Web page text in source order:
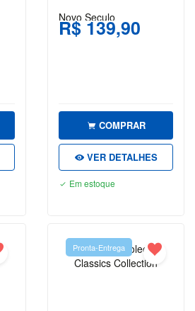
Novo Seculo
R$ 139,90
COMPRAR
VER DETALHES
Em estoque
Pronta-Entrega